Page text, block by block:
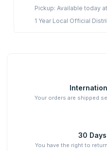
Pickup: Available today
1 Year Local Official
Your orders are shipped
30
You have the right to